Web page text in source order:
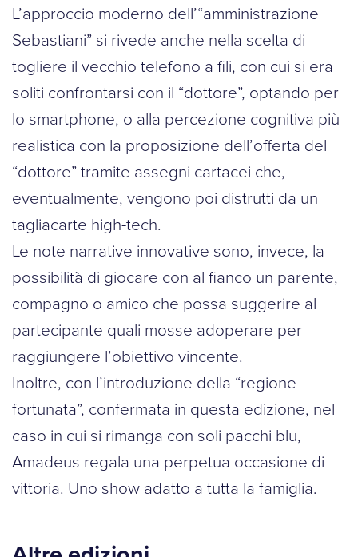
L’approccio moderno dell’“amministrazione
Sebastiani” si rivede anche nella scelta di
togliere il vecchio telefono a fili, con cui si era
soliti confrontarsi con il “dottore”, optando per
lo smartphone, o alla percezione cognitiva più
realistica con la proposizione dell’offerta del
“dottore” tramite assegni cartacei che,
eventualmente, vengono poi distrutti da un
tagliacarte high-tech.
Le note narrative innovative sono, invece, la
possibilità di giocare con al fianco un parente,
compagno o amico che possa suggerire al
partecipante quali mosse adoperare per
raggiungere l’obiettivo vincente.
Inoltre, con l’introduzione della “regione
fortunata”, confermata in questa edizione, nel
caso in cui si rimanga con soli pacchi blu,
Amadeus regala una perpetua occasione di
vittoria. Uno show adatto a tutta la famiglia.